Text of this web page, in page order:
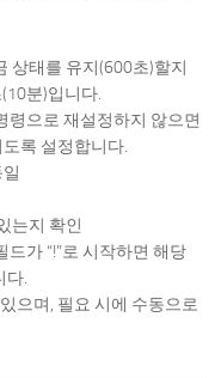
상태를 유지(600초)할지
분)입니다.
령으로 재설정하지 않으면
록 설정합니다.
는지 확인
드가 “!”로 시작하면 해당
다.
으며, 필요 시에 수동으로